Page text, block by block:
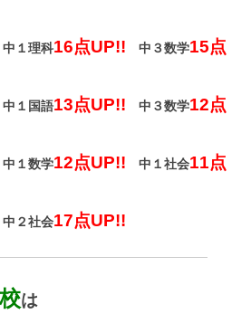
中１理科16点UP!! 中３数学15点
中１国語13点UP!! 中３数学12点
中１数学12点UP!! 中１社会11点
中２社会17点UP!!
は